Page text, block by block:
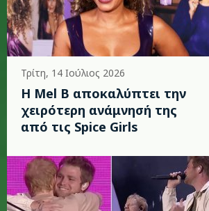
Τρίτη, 14 Ιούλιος 2026
Η Mel B αποκαλύπτει την
χειρότερη ανάμνησή της
από τις Spice Girls